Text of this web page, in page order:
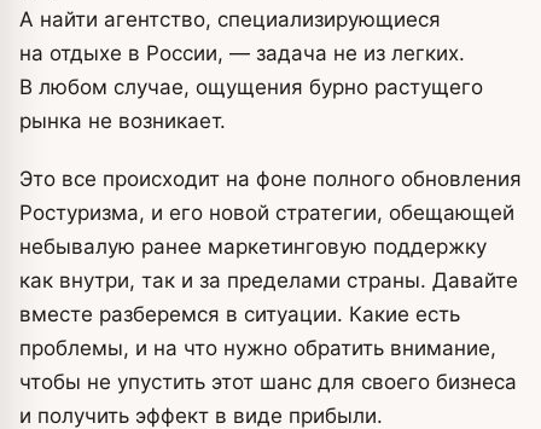
А найти агентство, специализирующиеся
на отдыхе в России, — задача не из легких.
В любом случае, ощущения бурно растущего
рынка не возникает.
Это все происходит на фоне полного обновления
Ростуризма, и его новой стратегии, обещающей
небывалую ранее маркетинговую поддержку
как внутри, так и за пределами страны. Давайте
вместе разберемся в ситуации. Какие есть
проблемы, и на что нужно обратить внимание,
чтобы не упустить этот шанс для своего бизнеса
и получить эффект в виде прибыли.